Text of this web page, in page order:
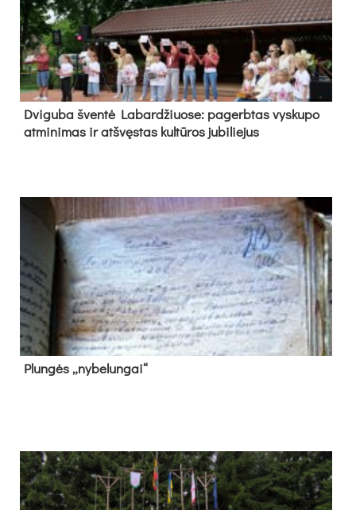
Dvi­gu­ba šven­tė La­bar­džiuo­se: pa­gerb­tas vys­ku­po
at­mi­ni­mas ir at­švęs­tas kul­tū­ros ju­bi­lie­jus
Plun­gės „ny­be­lun­gai“